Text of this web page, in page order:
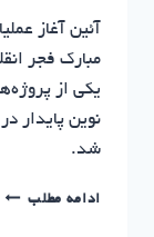
آئین آغاز
مبارک فجر
یکی از
نوین پایدار
شد.
ادامه مطلبپروژه